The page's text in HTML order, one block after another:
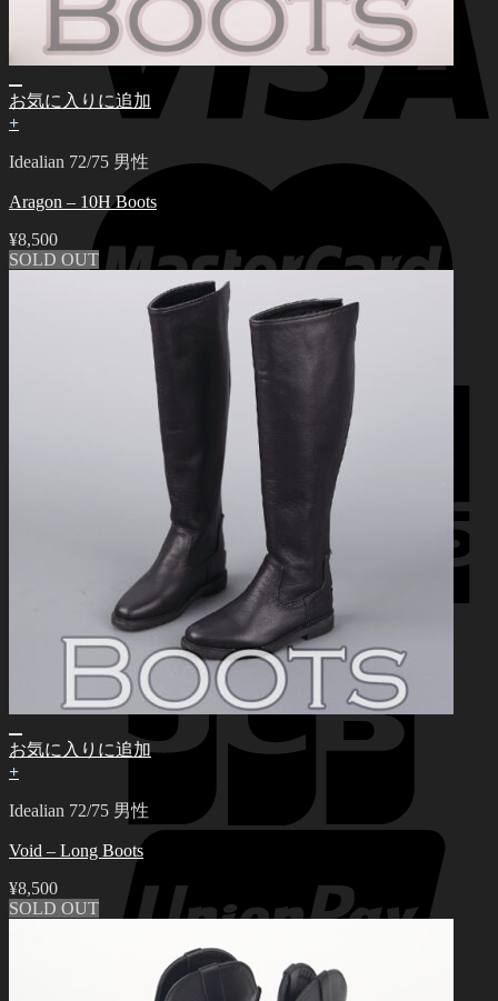
お気に入りに追加
+
Idealian 72/75 男性
Aragon – 10H Boots
¥8,500
SOLD OUT
お気に入りに追加
+
Idealian 72/75 男性
Void – Long Boots
¥8,500
SOLD OUT